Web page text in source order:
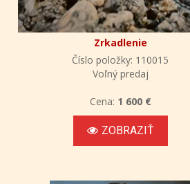
Zrkadlenie
Číslo položky: 110015
Voľný predaj
Cena: 1 600 €
ZOBRAZIŤ